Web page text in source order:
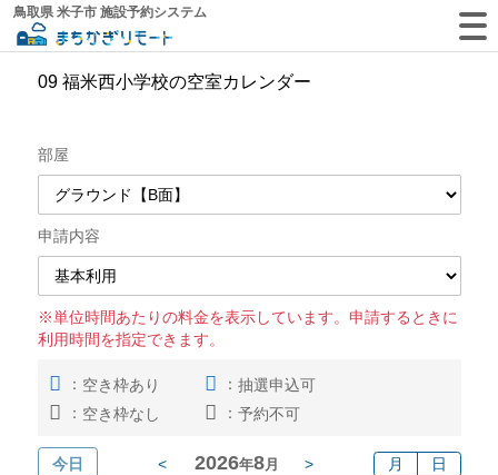
鳥取県 米子市 施設予約システム
09 福米西小学校の空室カレンダー
部屋
申請内容
※単位時間あたりの料金を表示しています。申請するときに
利用時間を指定できます。
： 空き枠あり ： 抽選申込可
： 空き枠なし ： 予約不可
今日 < 2026年8 月 > 月 日